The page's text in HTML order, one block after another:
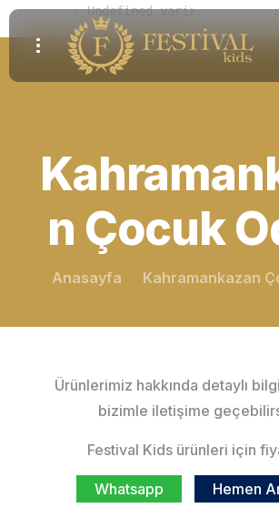
Notice (8): Undefined variable:
Warning (2)
n Çocuk
Anasayfa Kahramankazan
Ürünlerimiz hakkında detaylı
bizimle iletişime
Festival Kids ürünleri için
Whatsapp Hemen